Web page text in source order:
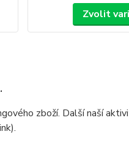
Zvolit
zboží. Další naší